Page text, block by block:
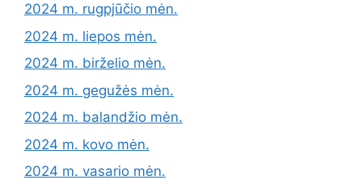
2024 m. rugpjūčio mėn.
2024 m. liepos mėn.
2024 m. birželio mėn.
2024 m. gegužės mėn.
2024 m. balandžio mėn.
2024 m. kovo mėn.
2024 m. vasario mėn.